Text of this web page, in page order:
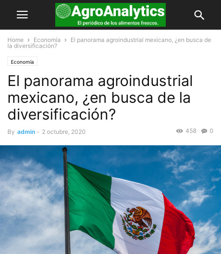
Home Economía
El panorama agroindustrial mexicano, ¿en busca de
la diversificación?
Economía
El panorama agroindustrial
mexicano, ¿en busca de la
diversificación?
By admin - 2 octubre, 2020 0
458